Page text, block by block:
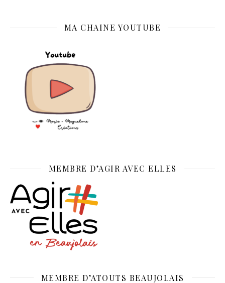
MA CHAINE YOUTUBE
MEMBRE D’AGIR AVEC ELLES
MEMBRE D’ATOUTS BEAUJOLAIS